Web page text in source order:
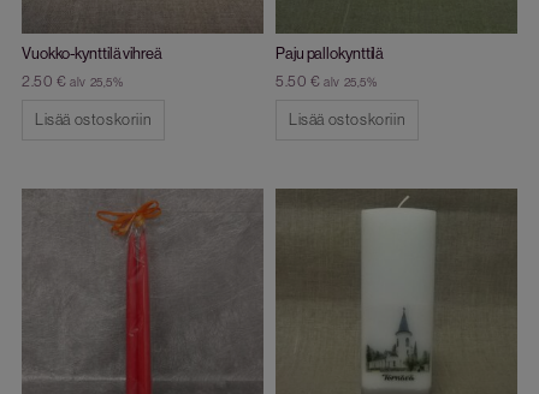
Vuokko-kynttilä vihreä
2.50 € alv 25,5%
Lisää ostoskoriin
Paju pallokynttilä
5.50 € alv 25,5%
Lisää ostoskoriin